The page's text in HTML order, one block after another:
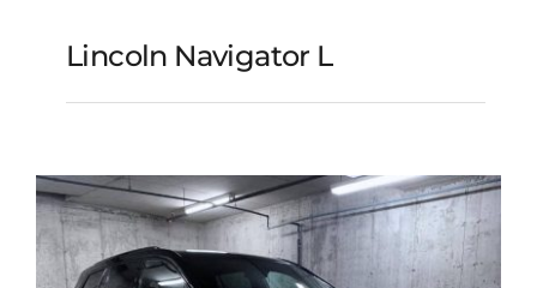
Lincoln Navigator L
Lincoln Navigator L